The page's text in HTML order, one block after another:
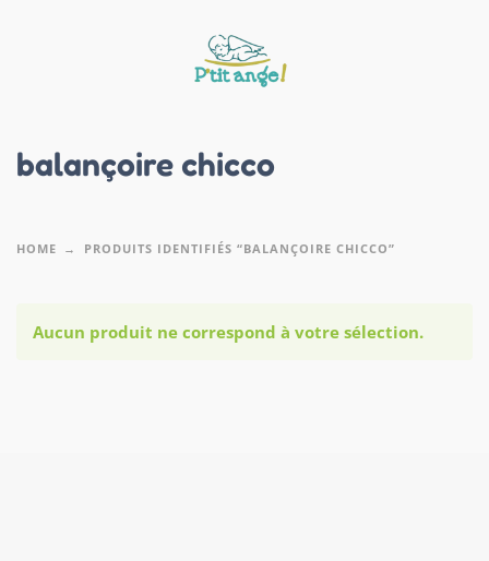
balançoire chicco
HOME PRODUITS IDENTIFIÉS “BALANÇOIRE CHICCO”
Aucun produit ne correspond à votre sélection.